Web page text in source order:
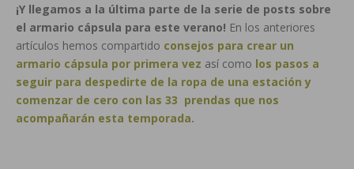
¡Y llegamos a la última parte de la serie de posts sobre
el armario cápsula para este verano! En los anteriores
artículos hemos compartido consejos para crear un
armario cápsula por primera vez así como los pasos a
seguir para despedirte de la ropa de una estación y
comenzar de cero con las 33 prendas que nos
acompañarán esta temporada.